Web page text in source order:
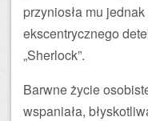
przyniosła mu
ekscentrycznego
„Sherlock”.
Barwne życie
wspaniała,